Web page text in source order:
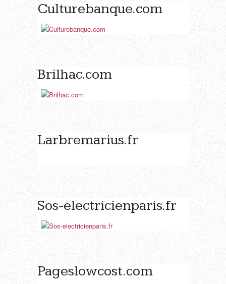
Culturebanque.com
Brilhac.com
Larbremarius.fr
Sos-electricienparis.fr
Pageslowcost.com